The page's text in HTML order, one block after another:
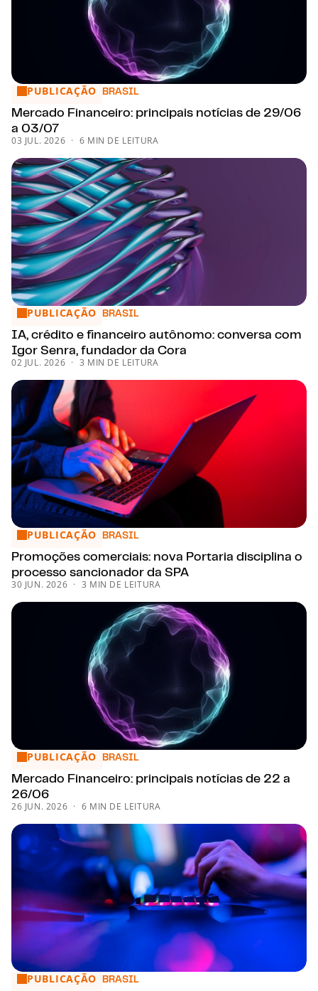
Mercado Financeiro: principais notícias de 29/06 a 03/07
PUBLICAÇÃO BRASIL
Mercado Financeiro: principais notícias de 29/06
a 03/07
03 JUL. 2026 6 MIN DE LEITURA
IA, crédito e financeiro autônomo: conversa com Igor
PUBLICAÇÃO BRASIL
IA, crédito e financeiro autônomo: conversa com
Igor Senra, fundador da Cora
02 JUL. 2026 3 MIN DE LEITURA
Promoções comerciais: nova Portaria disciplina o processo
PUBLICAÇÃO BRASIL
Promoções comerciais: nova Portaria disciplina o
processo sancionador da SPA
30 JUN. 2026 3 MIN DE LEITURA
Mercado Financeiro: principais notícias de 22 a 26/06
PUBLICAÇÃO BRASIL
Mercado Financeiro: principais notícias de 22 a
26/06
26 JUN. 2026 6 MIN DE LEITURA
Portaria MF nº 1.766/2026 regulamenta
PUBLICAÇÃO BRASIL